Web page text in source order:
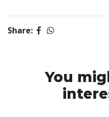
Share:
You